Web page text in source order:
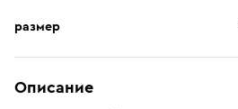
размер
Описание